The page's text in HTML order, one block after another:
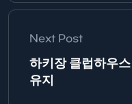
Next Post
하키장 클럽하우
유지